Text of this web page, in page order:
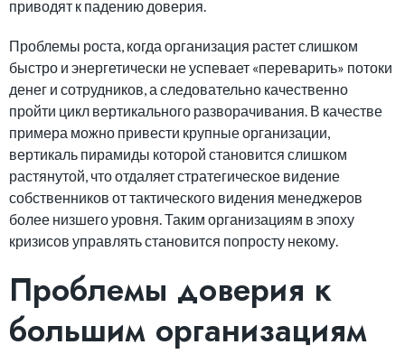
приводят к падению доверия.
Проблемы роста, когда организация растет слишком
быстро и энергетически не успевает «переварить» потоки
денег и сотрудников, а следовательно качественно
пройти цикл вертикального разворачивания. В качестве
примера можно привести крупные организации,
вертикаль пирамиды которой становится слишком
растянутой, что отдаляет стратегическое видение
собственников от тактического видения менеджеров
более низшего уровня. Таким организациям в эпоху
кризисов управлять становится попросту некому.
Проблемы доверия к
большим организациям